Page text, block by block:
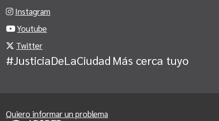
Instagram
Youtube
Twitter
#JusticiaDeLaCiudad Más cerca tuyo
Quiero informar un problema